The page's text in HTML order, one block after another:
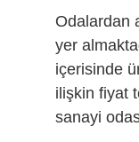
Odalardan
yer
içerisinde
ilişkin fiyat
sanayi